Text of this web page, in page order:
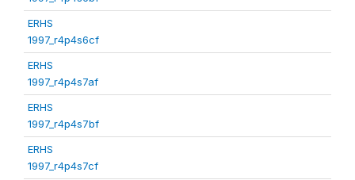
ERHS
1997_r4p4s6cf
ERHS
1997_r4p4s7af
ERHS
1997_r4p4s7bf
ERHS
1997_r4p4s7cf